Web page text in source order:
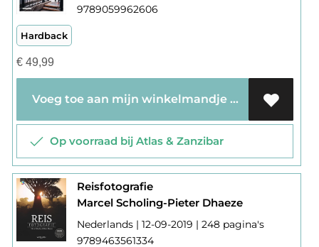
9789059962606
Hardback
€49,99
Voeg toe aan mijn winkelmandje
Op voorraad bij Atlas & Zanzibar
Reisfotografie
Marcel Scholing-Pieter Dhaeze
Nederlands | 12-09-2019 | 248 pagina's
9789463561334